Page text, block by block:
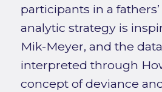
participants in a
analytic strategy is
Mik-Meyer, and the
interpreted through
concept of deviance